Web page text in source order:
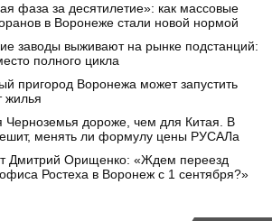
фаза за десятилетие»: как массовые
в Воронеже стали новой нормой
заводы выживают на рынке подстанций:
полного цикла
пригород Воронежа может запустить
жилья
дороже, чем для Китая. В
менять ли формулу цены РУСАЛа
Дмитрий Орищенко: «Ждем переезд
Ростеха в Воронеж с 1 сентября?»